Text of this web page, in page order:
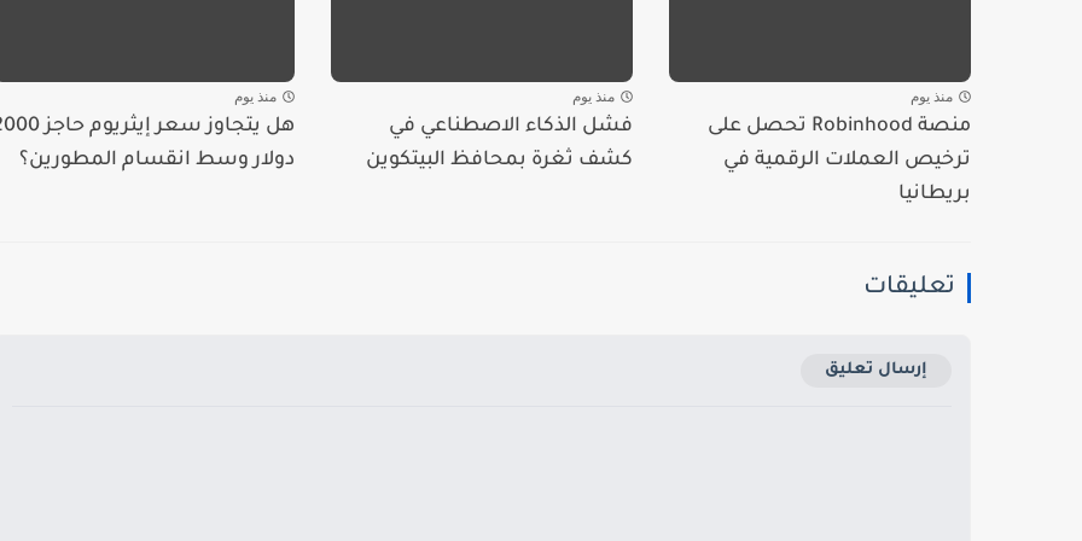
منذ يوم
منصة Robinhood تحصل على
ترخيص العملات الرقمية في
بريطانيا
منذ يوم
فشل الذكاء الاصطناعي في
كشف ثغرة بمحافظ البيتكوين
منذ يوم
هل يتجاوز سعر إيثريوم
دولار وسط انقسام المطورين؟
تعليقات
إرسال تعليق